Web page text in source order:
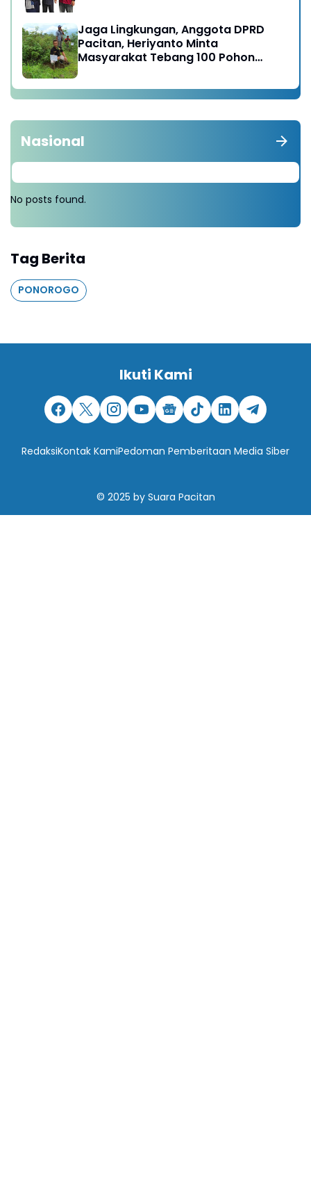
Jaga Lingkungan, Anggota DPRD
Pacitan, Heriyanto Minta
Masyarakat Tebang 100 Pohon
Nasional
No posts found.
Tag Berita
PONOROGO
Ikuti Kami
RedaksiKontak KamiPedoman Pemberitaan Media Siber
© 2025 by Suara Pacitan